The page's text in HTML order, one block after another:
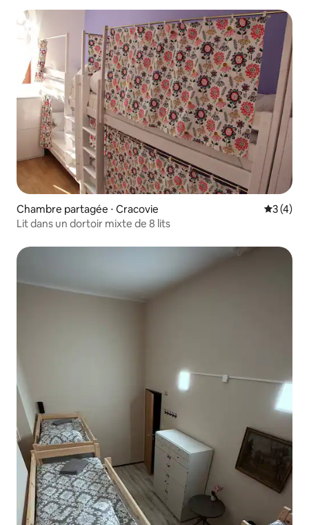
Chambre partagée ⋅ Cracovie
3 (4)
Lit dans un dortoir mixte de 8 lits